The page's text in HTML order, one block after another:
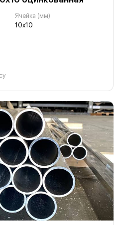
Ячейка (мм)
10х10